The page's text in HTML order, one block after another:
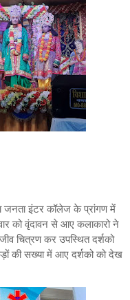
जनता इंटर कॉलेज के प्रांगण में
को वृंदावन से आए कलाकारो ने
चित्रण कर उपस्थित दर्शको
की सख्या में आए दर्शको को देख